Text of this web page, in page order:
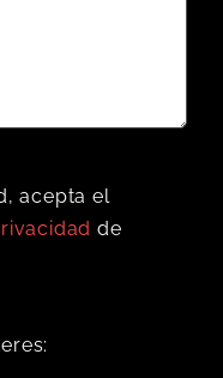
acepta el
de